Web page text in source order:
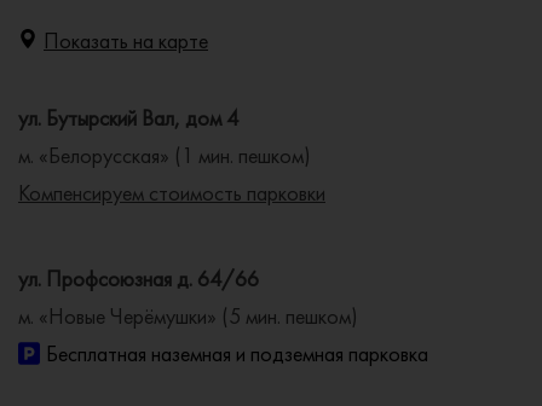
Показать на карте
ул. Бутырский Вал, дом 4
м. «Белорусская» (1 мин. пешком)
Компенсируем стоимость парковки
ул. Профсоюзная д. 64/66
м. «Новые Черёмушки» (5 мин. пешком)
Бесплатная наземная и подземная парковка